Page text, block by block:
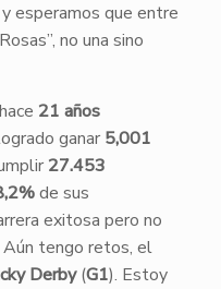
esperamos que entre
no una sino
21 años
ganar 5,001
27.453
de sus
exitosa pero no
tengo retos, el
Derby(G1). Estoy